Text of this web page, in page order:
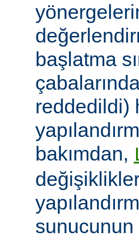
başlatma
reddedildi)
bakımdan,
sunucunun